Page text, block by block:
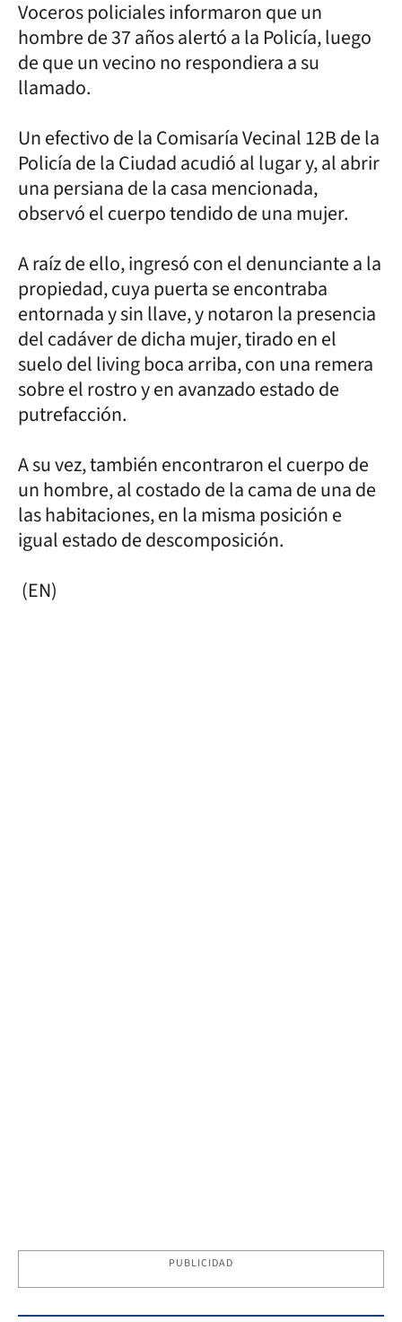
Voceros policiales informaron que un
hombre de 37 años alertó a la Policía, luego
de que un vecino no respondiera a su
llamado.
Un efectivo de la Comisaría Vecinal 12B de la
Policía de la Ciudad acudió al lugar y, al abrir
una persiana de la casa mencionada,
observó el cuerpo tendido de una mujer.
A raíz de ello, ingresó con el denunciante a la
propiedad, cuya puerta se encontraba
entornada y sin llave, y notaron la presencia
del cadáver de dicha mujer, tirado en el
suelo del living boca arriba, con una remera
sobre el rostro y en avanzado estado de
putrefacción.
A su vez, también encontraron el cuerpo de
un hombre, al costado de la cama de una de
las habitaciones, en la misma posición e
igual estado de descomposición.
(EN)
PUBLICIDAD